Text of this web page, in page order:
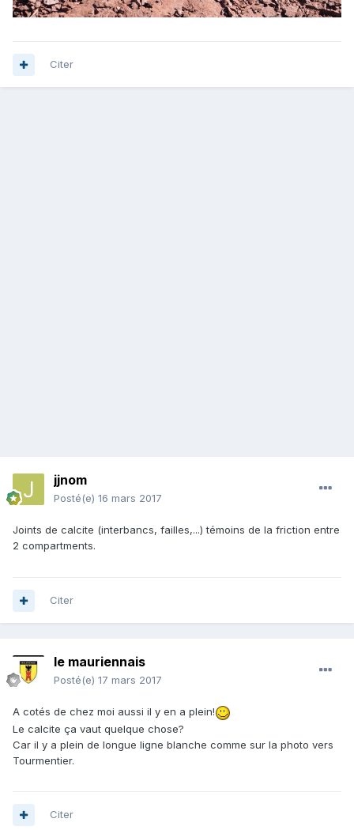
Citer
jjnom
Posté(e) 16 mars 2017
Joints de calcite (interbancs, failles,...) témoins de la friction entre
2 compartments.
Citer
le mauriennais
Posté(e) 17 mars 2017
A cotés de chez moi aussi il y en a plein!
Le calcite ça vaut quelque chose?
Car il y a plein de longue ligne blanche comme sur la photo vers
Tourmentier.
Citer